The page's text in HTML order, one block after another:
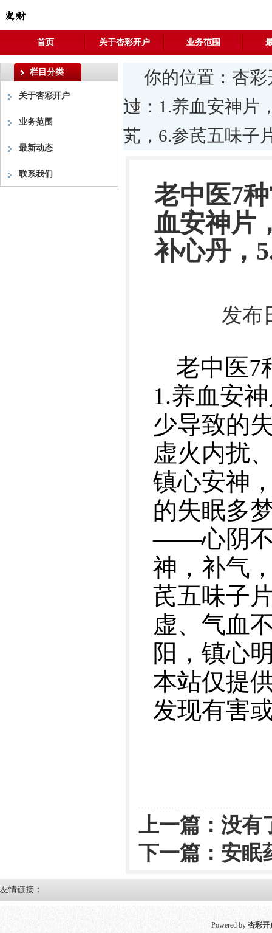
首页 关于杏彩开户 业务范围
栏目分类
关于杏彩开户
业务范围
最新动态
联系我们
你的位置： 杏彩
过：1.养血安神片
芄，6.参芪五味子
老中医7
血安神片
补心丹，
发布
老中医7
1.养血安
少导致的
虚火内扰
镇心安神
的失眠多
——心阴不
神，补气
芪五味子
虚、气血
阳，镇心
本站仅提
发现有害
上一篇：没有
下一篇： 安眠
友情链接：
Powered by 杏彩开